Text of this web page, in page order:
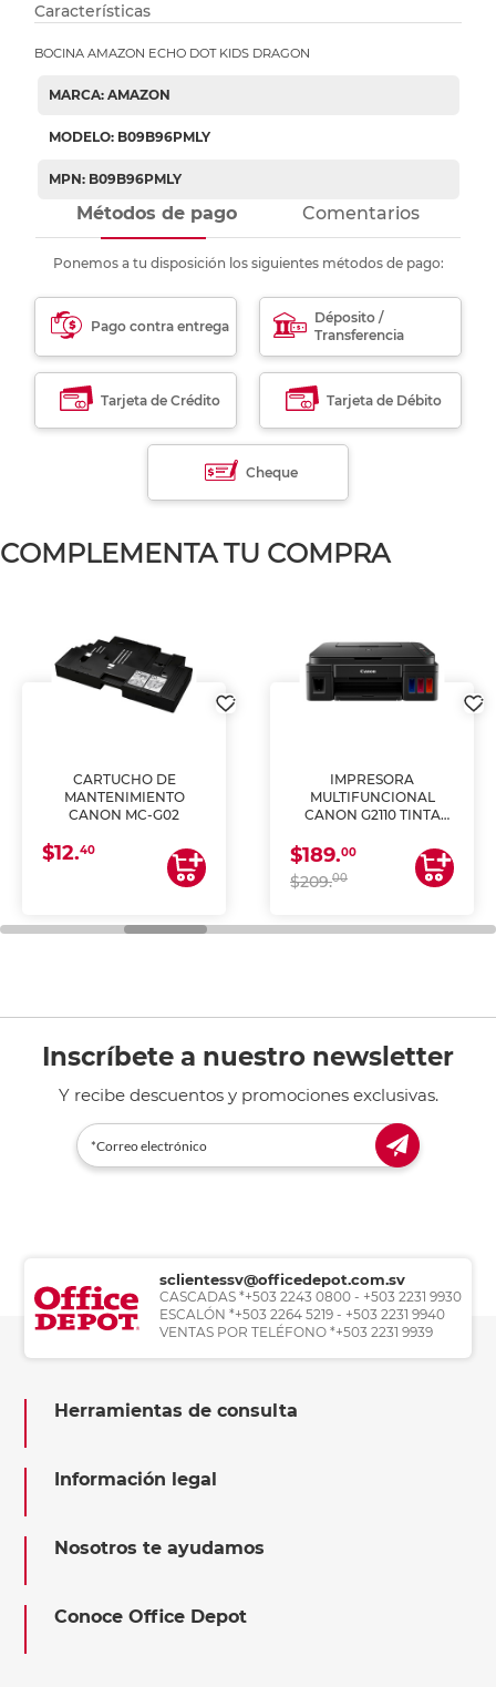
Características
BOCINA AMAZON ECHO DOT KIDS DRAGON
MARCA: AMAZON
MODELO: B09B96PMLY
MPN: B09B96PMLY
Métodos de pago Comentarios
Ponemos a tu disposición los siguientes métodos de pago:
Pago contra entrega
Déposito /
Transferencia
Tarjeta de Crédito Tarjeta de Débito
Cheque
COMPLEMENTA TU COMPRA
CARTUCHO DE
MANTENIMIENTO
CANON MC-G02
$12.40
IMPRESORA
MULTIFUNCIONAL
CANON G2110 TINTA
$189.00
$209.00
Inscríbete a nuestro newsletter
Y recibe descuentos y promociones exclusivas.
sclientessv@officedepot.com.sv
CASCADAS *+503 2243 0800 - +503 2231 9930
ESCALÓN *+503 2264 5219 - +503 2231 9940
VENTAS POR TELÉFONO *+503 2231 9939
Herramientas de consulta
Información legal
Nosotros te ayudamos
Conoce Office Depot